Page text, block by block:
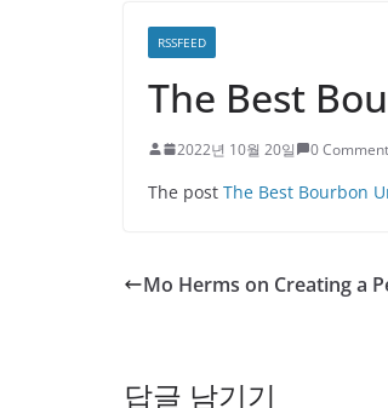
RSSFEED
The Best
2022년 10월 20일 0
The post The Best Bourbon
Mo Herms on Creating a
답글 남기기